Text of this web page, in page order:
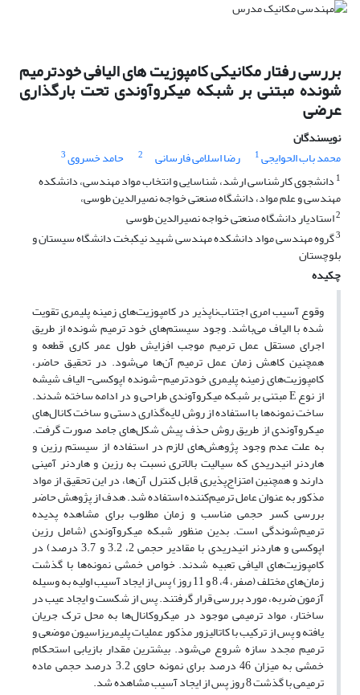
بررسی رفتار مکانیکی کامپوزیت های الیافی خودترمیم
شونده مبتنی بر شبکه میکروآوندی تحت بارگذاری
عرضی
نویسندگان
محمد باب الحوایجی1 رضا اسلامی فارسانی 2 حامد خسروی3
1 دانشجوی کارشناسی ارشد، شناسایی و انتخاب مواد مهندسی، دانشکده
مهندسی و علم مواد، دانشگاه صنعتی خواجه نصیرالدین طوسی،
2استادیار دانشگاه صنعتی خواجه نصیرالدین طوسی
3گروه مهندسی مواد دانشکده مهندسی شهید نیکبخت دانشگاه سیستان و
بلوچستان
چکیده
وقوع آسیب امری اجتناب‌ناپذیر در کامپوزیت‌های زمینه پلیمری تقویت
شده با الیاف می‌باشد. وجود سیستم‌های خود ترمیم‌ شونده از طریق
اجرای مستقل عمل ترمیم موجب افزایش طول عمر کاری قطعه و
همچنین کاهش زمان عمل ترمیم آن‌ها می‌شود. در تحقیق حاضر،
کامپوزیت‌های زمینه پلیمری خودترمیم-شونده اپوکسی- الیاف شیشه
از نوع E مبتنی بر شبکه میکروآوندی طراحی و در ادامه ساخته شدند.
ساخت نمونه‌ها با استفاده از روش لایه‌گذاری دستی و ساخت کانال‌های
میکروآوندی از طریق روش حذف پیش ‌شکل‌های جامد صورت گرفت.
به علت عدم وجود پژوهش‌های لازم در استفاده از سیستم رزین و
هاردنر انیدریدی که سیالیت بالاتری نسبت به رزین و هاردنر آمینی
دارند و همچنین امتزاج‌پذیری قابل کنترل آن‌ها، در این تحقیق از مواد
مذکور به عنوان عامل ترمیم‌کننده استفاده‌ شد. هدف از پژوهش حاضر
بررسی کسر حجمی مناسب و زمان مطلوب برای مشاهده پدیده
ترمیم‌شوندگی است. بدین منظور شبکه میکروآوندی (شامل رزین
اپوکسی و هارد‌‌‌نر انیدریدی با مقادیر حجمی 2، 3.2 و 3.7 درصد) در
کامپوزیت‌های الیافی تعبیه شدند. خواص خمشی نمونه‌ها با گذشت
زمان‌های مختلف (صفر، 4، 8 و 11 روز) پس از ایجاد آسیب اولیه به وسیله
آزمون ضربه، مورد بررسی قرار گرفتند. پس از شکست و ایجاد عیب در
ساختار، مواد ترمیمی موجود در میکروکانال‌ها به محل ترک جریان
یافته و پس از ترکیب با کاتالیزور مذکور عملیات پلیمریزاسیون موضعی و
ترمیم مجدد سازه شروع می‌شود. بیشترین مقدار بازیابی استحکام
خمشی به میزان 46 درصد برای نمونه حاوی 3.2 درصد حجمی ماده
ترمیمی با گذشت 8 روز پس از ایجاد آسیب مشاهده شد.